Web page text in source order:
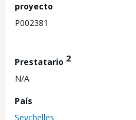
proyecto
P002381
Prestatario 2
N/A
País
Seychelles